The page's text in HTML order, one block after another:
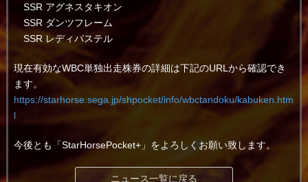
SSR アグネスタキオン
SSR ダンツフレーム
SSR レディパステル
現在有効なWBC単独出走株券の詳細は下記のURLから確認でき
ます。
https://starhorse.sega.jp/shpocket/info/wbctandoku/kabuken.htm
l
今後とも「StarHorsePocket+」をよろしくお願い致します。
ニュース一覧に戻る